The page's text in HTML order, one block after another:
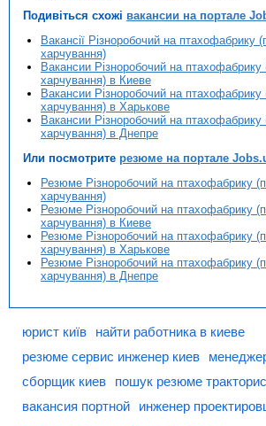
Подивіться схожі вакансии на портале
Вакансії Різноробочий на птахофабрику
харчування)
Вакансии Різноробочий на
харчування) в Киеве
Вакансии Різноробочий на
харчування) в Харькове
Вакансии Різноробочий на
харчування) в Днепре
Или посмотрите резюме на портале
Резюме Різноробочий на птахофабрику
харчування)
Резюме Різноробочий на птахофабрику
харчування) в Киеве
Резюме Різноробочий на птахофабрику
харчування) в Харькове
Резюме Різноробочий на птахофабрику
харчування) в Днепре
юрист київ
найти работника в киеве
резюме сервис инженер киев
сборщик киев
пошук резюме
вакансия портной
инженер